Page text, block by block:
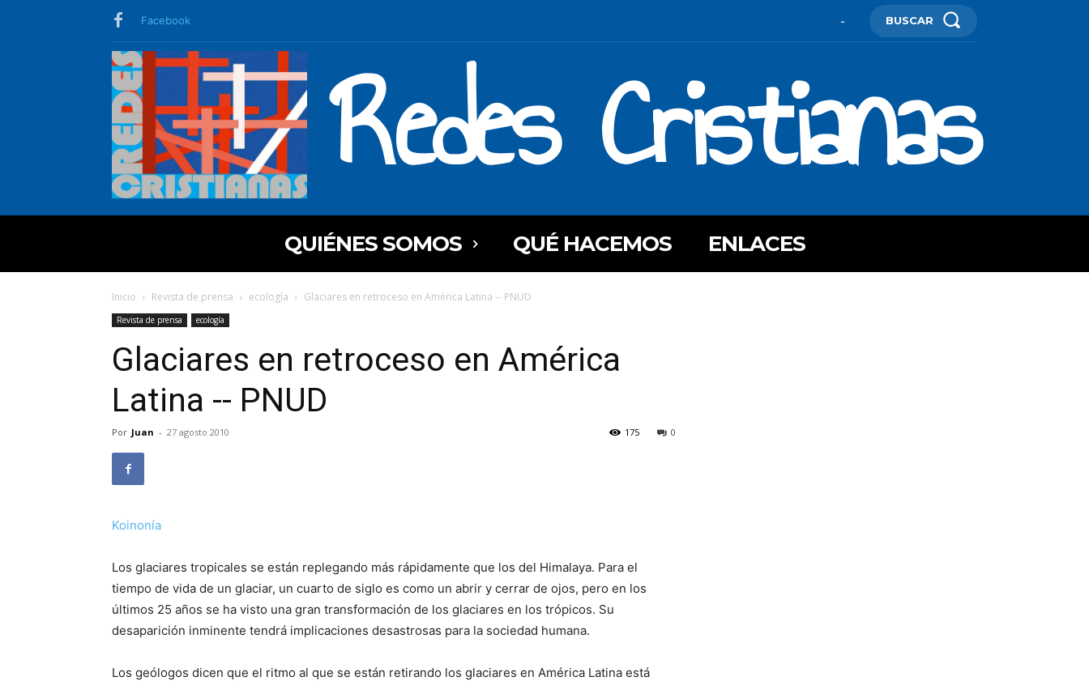
Facebook - BUSCAR
Redes Cristianas
QUIÉNES SOMOS QUÉ HACEMOS ENLACES
Inicio Revista de prensa ecología Glaciares en retroceso en América Latina -- PNUD
Revista de prensa ecología
Glaciares en retroceso en América
Latina -- PNUD
Por Juan - 27 agosto 2010 0
175
Koinonía
Los glaciares tropicales se están replegando más rápidamente que los del Himalaya. Para el
tiempo de vida de un glaciar, un cuarto de siglo es como un abrir y cerrar de ojos, pero en los
últimos 25 años se ha visto una gran transformación de los glaciares en los trópicos. Su
desaparición inminente tendrá implicaciones desastrosas para la sociedad humana.
Los geólogos dicen que el ritmo al que se están retirando los glaciares en América Latina está